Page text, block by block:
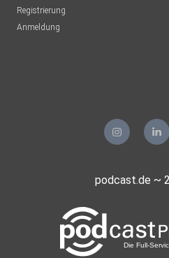
Registrierung
Anmeldung
podcast.de ~